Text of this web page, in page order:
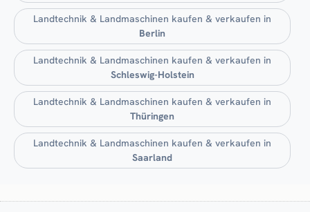
Landtechnik & Landmaschinen kaufen & verkaufen in
Berlin
Landtechnik & Landmaschinen kaufen & verkaufen in
Schleswig-Holstein
Landtechnik & Landmaschinen kaufen & verkaufen in
Thüringen
Landtechnik & Landmaschinen kaufen & verkaufen in
Saarland